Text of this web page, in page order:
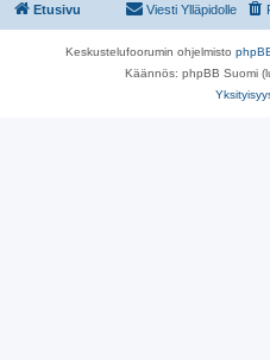
Etusivu Viesti Ylläpidolle
Keskustelufoorumin ohjelmisto
Käännös: phpBB Suomi